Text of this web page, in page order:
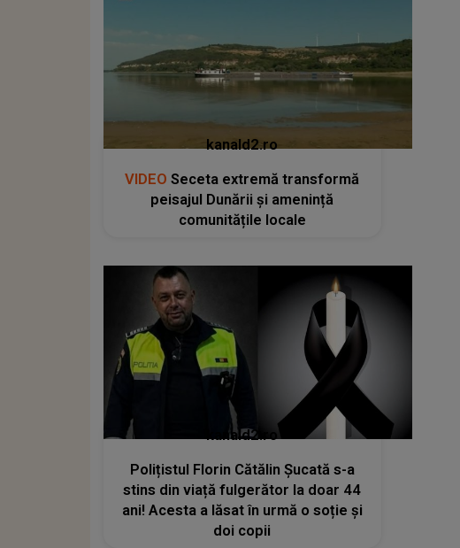
kanald2.ro
VIDEO Seceta extremă transformă
peisajul Dunării și amenință
comunitățile locale
kanald2.ro
Polițistul Florin Cătălin Șucată s-a
stins din viață fulgerător la doar 44
ani! Acesta a lăsat în urmă o soție și
doi copii